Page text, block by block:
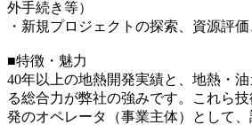
外手続き等）
・新規プロジェクトの探索、資源評
■特徴・魅力
40年以上の地熱開発実績と、地熱・
る総合力が弊社の強みです。これら
発のオペレータ（事業主体）として